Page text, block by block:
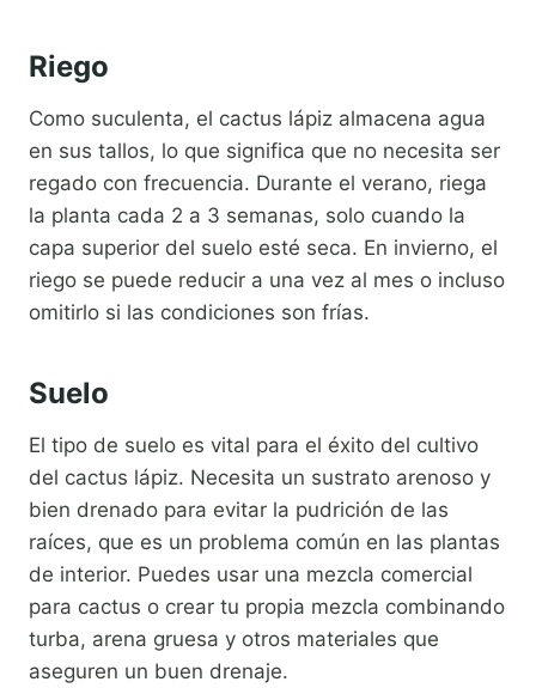
Riego
Como suculenta, el cactus lápiz almacena agua
en sus tallos, lo que significa que no necesita ser
regado con frecuencia. Durante el verano, riega
la planta cada 2 a 3 semanas, solo cuando la
capa superior del suelo esté seca. En invierno, el
riego se puede reducir a una vez al mes o incluso
omitirlo si las condiciones son frías.
Suelo
El tipo de suelo es vital para el éxito del cultivo
del cactus lápiz. Necesita un sustrato arenoso y
bien drenado para evitar la pudrición de las
raíces, que es un problema común en las plantas
de interior. Puedes usar una mezcla comercial
para cactus o crear tu propia mezcla combinando
turba, arena gruesa y otros materiales que
aseguren un buen drenaje.